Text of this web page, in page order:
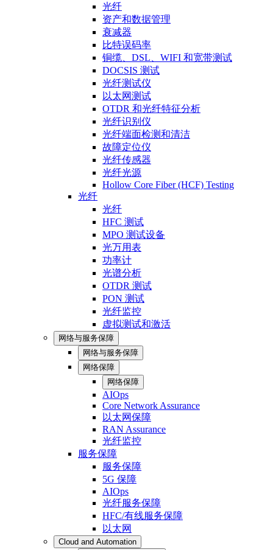
光纤
资产和数据管理
衰减器
比特误码率
铜缆、DSL、WIFI 和宽带测试
DOCSIS 测试
光纤测试仪
以太网测试
OTDR 和光纤特征分析
光纤识别仪
光纤端面检测和清洁
故障定位仪
光纤传感器
光纤光源
Hollow Core Fiber (HCF) Testing
光纤
光纤
HFC 测试
MPO 测试设备
光万用表
功率计
光谱分析
OTDR 测试
PON 测试
光纤监控
虚拟测试和激活
网络与服务保障
网络与服务保障
网络保障
网络保障
AIOps
Core Network Assurance
以太网保障
RAN Assurance
光纤监控
服务保障
服务保障
5G 保障
AIOps
光纤服务保障
HFC/有线服务保障
以太网
Cloud and Automation